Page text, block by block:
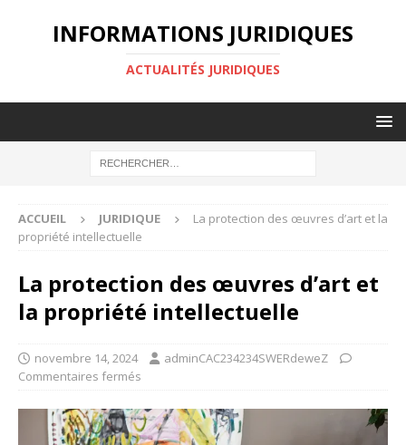
INFORMATIONS JURIDIQUES
ACTUALITÉS JURIDIQUES
ACCUEIL JURIDIQUE
La protection des œuvres d’art et la
propriété intellectuelle
La protection des œuvres d’art et
la propriété intellectuelle
novembre 14, 2024
adminCAC234234SWERdeweZ
Commentaires fermés